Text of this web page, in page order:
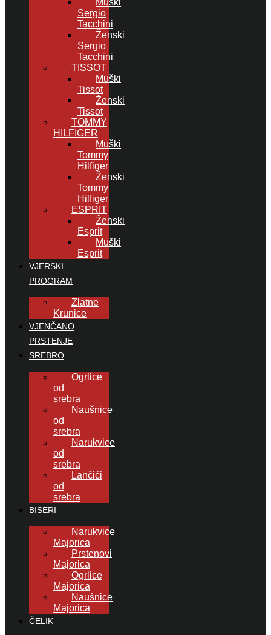
Muški
Sergio
Tacchini
Ženski
Sergio
Tacchini
TISSOT
Muški
Tissot
Ženski
Tissot
TOMMY
HILFIGER
Muški
Tommy
Hilfiger
Ženski
Tommy
Hilfiger
ESPRIT
Ženski
Esprit
Muški
Esprit
VJERSKI
PROGRAM
Zlatne
Krunice
VJENČANO
PRSTENJE
SREBRO
Ogrlice
od
srebra
Naušnice
od
srebra
Narukvice
od
srebra
Lančići
od
srebra
BISERI
Narukvice
Majorica
Prstenovi
Majorica
Ogrlice
Majorica
Naušnice
Majorica
ČELIK